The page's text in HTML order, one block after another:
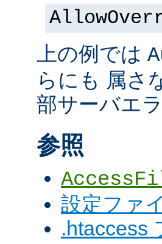
上の例では
らにも 属さ
部サーバエ
参照
設定ファ
.htaccess